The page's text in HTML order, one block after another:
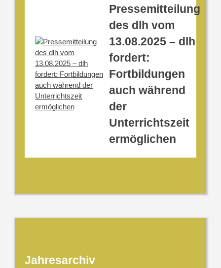
Pressemitteilung
des dlh vom
13.08.2025 – dlh
fordert:
Fortbildungen
auch während
der
Unterrichtszeit
ermöglichen
Jahresarchiv